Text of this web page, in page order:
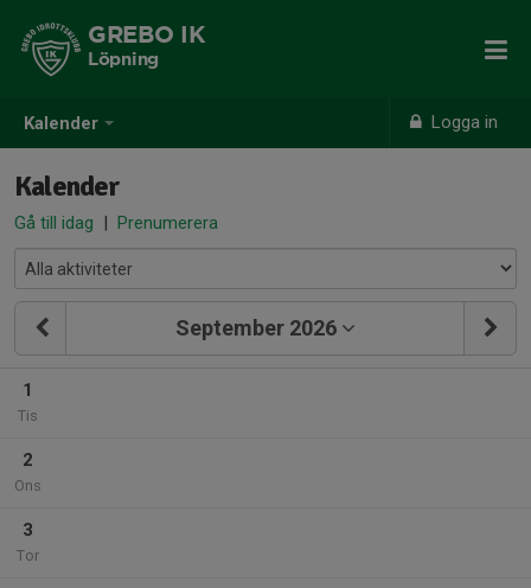
Kalender Logga in
GREBO IK
Löpning
Kalender
Gå till idag | Prenumerera
September 2026
1
Tis
2
Ons
3
Tor